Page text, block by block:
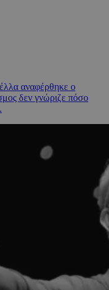
αναφέρθηκε ο
δεν γνώριζε πόσο